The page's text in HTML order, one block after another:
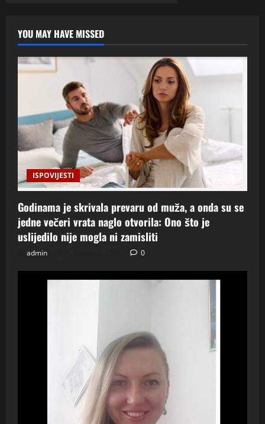
YOU MAY HAVE MISSED
ISPOVIJESTI
Godinama je skrivala prevaru od muža, a onda su se
jedne večeri vrata naglo otvorila: Ono što je
uslijedilo nije mogla ni zamisliti
admin 0